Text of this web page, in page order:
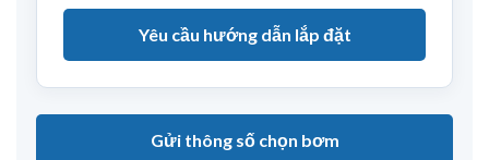
Yêu cầu hướng dẫn lắp đặt
Gửi thông số chọn bơm